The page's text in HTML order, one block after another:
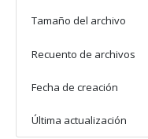
Tamaño del archivo
Recuento de archivos
Fecha de creación
Última actualización